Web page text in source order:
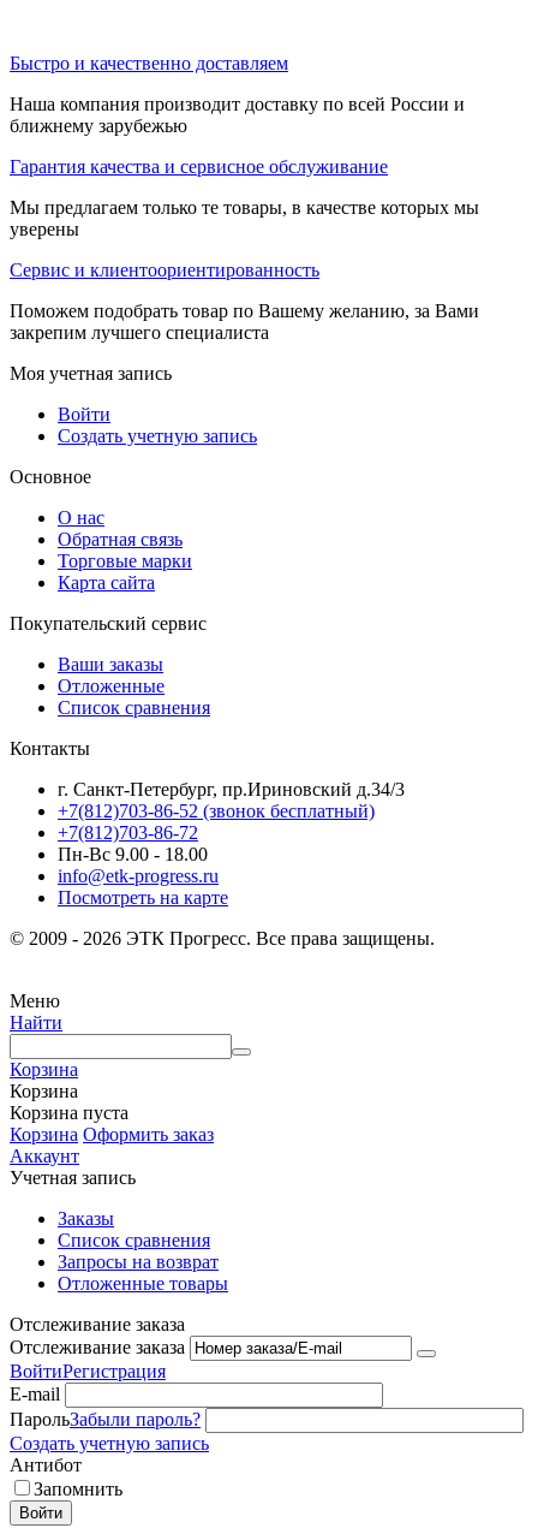
Быстро и качественно доставляем
Наша компания производит доставку по всей России и
ближнему зарубежью
Гарантия качества и сервисное обслуживание
Мы предлагаем только те товары, в качестве которых мы
уверены
Сервис и клиентоориентированность
Поможем подобрать товар по Вашему желанию, за Вами
закрепим лучшего специалиста
Моя учетная запись
Войти
Создать учетную запись
Основное
О нас
Обратная связь
Торговые марки
Карта сайта
Покупательский сервис
Ваши заказы
Отложенные
Список сравнения
Контакты
г. Санкт-Петербург, пр.Ириновский д.34/3
+7(812)703-86-52 (звонок бесплатный)
+7(812)703-86-72
Пн-Вс 9.00 - 18.00
info@etk-progress.ru
Посмотреть на карте
© 2009 - 2026 ЭТК Прогресс. Все права защищены.
Меню
Найти
Корзина
Корзина
Корзина пуста
Корзина Оформить заказ
Аккаунт
Учетная запись
Заказы
Список сравнения
Запросы на возврат
Отложенные товары
Отслеживание заказа
Отслеживание заказа
ВойтиРегистрация
E-mail
ПарольЗабыли пароль?
Создать учетную запись
Антибот
Запомнить
Войти